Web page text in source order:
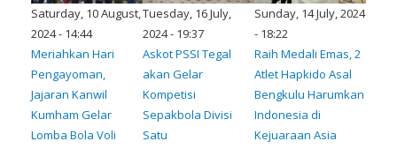
Saturday, 10 August,
2024 - 14:44
Meriahkan Hari
Pengayoman,
Jajaran Kanwil
Kumham Gelar
Lomba Bola Voli
Tuesday, 16 July,
2024 - 19:37
Askot PSSI Tegal
akan Gelar
Kompetisi
Sepakbola Divisi
Satu
Sunday, 14 July, 2024
- 18:22
Raih Medali Emas, 2
Atlet Hapkido Asal
Bengkulu Harumkan
Indonesia di
Kejuaraan Asia